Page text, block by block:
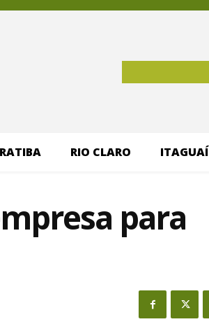
RIO CLARO ITAGUAÍ
para